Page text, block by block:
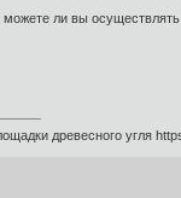
можете ли вы
древесного угля